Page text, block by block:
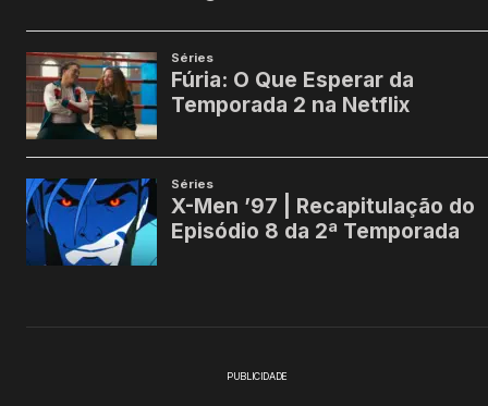
PUBLICIDADE